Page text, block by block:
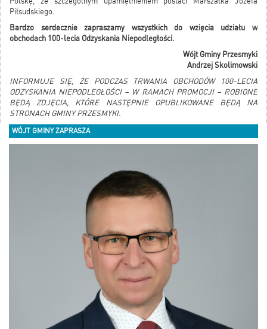
Piłsudskiego.
Bardzo serdecznie zapraszamy wszystkich do wzięcia udziału w
obchodach 100-lecia Odzyskania Niepodległości.
Wójt Gminy Przesmyki
Andrzej Skolimowski
INFORMUJE SIĘ, ŻE PODCZAS TRWANIA OBCHODÓW 100-LECIA
ODZYSKANIA NIEPODLEGŁOŚCI – W RAMACH PROMOCJI – ROBIONE
BĘDĄ ZDJĘCIA, KTÓRE NASTĘPNIE OPUBLIKOWANE BĘDĄ NA
STRONACH GMINY PRZESMYKI.
WÓJT GMINY ZAPRASZA